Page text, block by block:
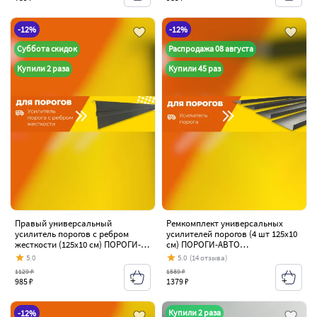
-12%
Суббота скидок
Купили 2 раза
Правый универсальный
усилитель порогов с ребром
жесткости (125х10 см) ПОРОГИ-
АВТО (холоднокатаная сталь 1
мм) Nissan Tiida 1 C11 хэтчбэк
дорестайлинг, Япония (2004-2007)
5.0
985 ₽
1129 ₽
-12%
Распродажа 08 августа
Купили 45 раз
Ремкомплект универсальных
усилителей порогов (4 шт 125х10
см) ПОРОГИ-АВТО
(холоднокатаная сталь 1 мм)
Nissan Tiida 1 C11 хэтчбэк
дорестайлинг, Япония (2004-2007)
5.0 (14 отзыва)
1379 ₽
1589 ₽
-12% Купили 2 раза